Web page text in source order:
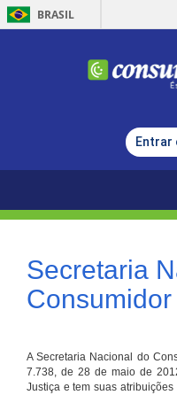
BRASIL
Entrar
Secretaria
A Secretaria Nacional do
7.738, de 28 de maio de
Justiça e tem suas